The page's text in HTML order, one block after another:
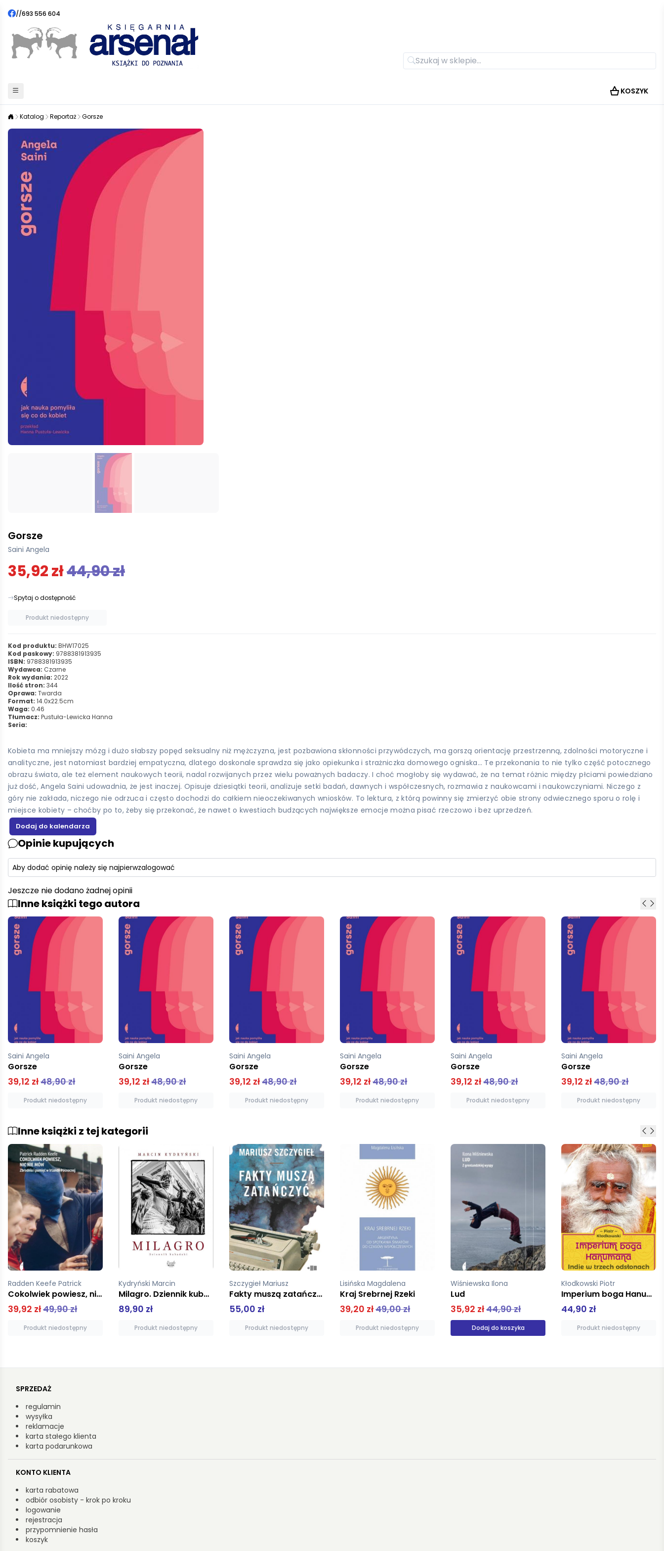
//693 556 604
KOSZYK
Katalog Reportaż Gorsze
Gorsze
Saini Angela
35,92 zł44,90 zł
Spytaj o dostępność
Produkt niedostępny
Kod produktu: BHW17025
Kod paskowy: 9788381913935
ISBN: 9788381913935
Wydawca: Czarne
Rok wydania: 2022
Ilość stron: 344
Oprawa: Twarda
Format: 14.0x22.5cm
Waga: 0.46
Tłumacz: Pustuła-Lewicka Hanna
Seria:
Kobieta ma mniejszy mózg i dużo słabszy popęd seksualny niż mężczyzna, jest pozbawiona skłonności przywódczych, ma gorszą orientację przestrzenną, zdolności motoryczne i
analityczne, jest natomiast bardziej empatyczna, dlatego doskonale sprawdza się jako opiekunka i strażniczka domowego ogniska… Te przekonania to nie tylko część potocznego
obrazu świata, ale też element naukowych teorii, nadal rozwijanych przez wielu poważnych badaczy. I choć mogłoby się wydawać, że na temat różnic między płciami powiedziano
już dość, Angela Saini udowadnia, że jest inaczej. Opisuje dziesiątki teorii, analizuje setki badań, dawnych i współczesnych, rozmawia z naukowcami i naukowczyniami. Niczego z
góry nie zakłada, niczego nie odrzuca i często dochodzi do całkiem nieoczekiwanych wniosków. To lektura, z którą powinny się zmierzyć obie strony odwiecznego sporu o rolę i
miejsce kobiety – choćby po to, żeby się przekonać, że nawet o kwestiach budzących największe emocje można pisać rzeczowo i bez uprzedzeń.
Opinie kupujących
Aby dodać opinię należy się najpierwzalogować
Jeszcze nie dodano żadnej opinii
Inne książki tego autora
Saini Angela
Gorsze
39,12 zł48,90 zł
Produkt niedostępny
Saini Angela
Gorsze
39,12 zł48,90 zł
Produkt niedostępny
Saini Angela
Gorsze
39,12 zł48,90 zł
Produkt niedostępny
Saini Angela
Gorsze
39,12 zł48,90 zł
Produkt niedostępny
Saini Angela
Gorsze
39,12 zł48,90 zł
Produkt niedostępny
Saini Angela
Gorsze
39,12 zł48,90 zł
Produkt niedostępny
Inne książki z tej kategorii
Kydryński Marcin
Milagro. Dziennik kubański
89,90 zł
Produkt niedostępny
Szczygieł Mariusz
Fakty muszą zatańczyć
55,00 zł
Produkt niedostępny
Lisińska Magdalena
Kraj Srebrnej Rzeki
39,20 zł
Produkt niedostępny
Wiśniewska Ilona
Lud
35,92 zł44,90 zł
Dodaj do koszyka
Kłodkowski Piotr
44,90 zł
Produkt niedostępny
Uusma Bea
Ekspedycja
54,90 zł
Produkt niedostępny
SPRZEDAŻ
regulamin
wysyłka
reklamacje
karta stałego klienta
karta podarunkowa
KONTO KLIENTA
karta rabatowa
odbiór osobisty - krok po kroku
logowanie
rejestracja
przypomnienie hasła
koszyk